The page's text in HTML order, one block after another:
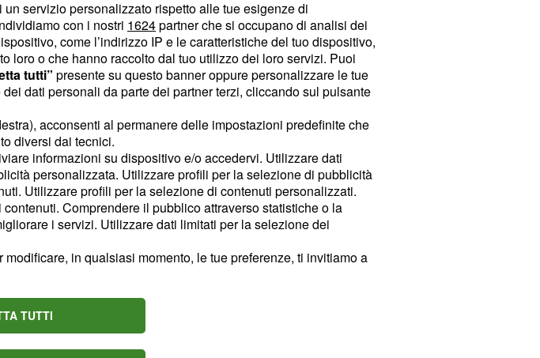
servizio personalizzato rispetto alle tue esigenze di
con i nostri 1624partner che si occupano di analisi dei
come l’indirizzo IP e le caratteristiche del tuo dispositivo,
loro o che hanno raccolto dal tuo utilizzo dei loro servizi. Puoi
tutti” presente su questo banner oppure personalizzare le tue
dati personali da parte dei partner terzi, cliccando sul pulsante
acconsenti al permanere delle impostazioni predefinite che
diversi dai tecnici.
informazioni su dispositivo e/o accedervi. Utilizzare dati
personalizzata. Utilizzare profili per la selezione di pubblicità
Utilizzare profili per la selezione di contenuti personalizzati.
Comprendere il pubblico attraverso statistiche o la
i servizi. Utilizzare dati limitati per la selezione dei
in qualsiasi momento, le tue preferenze, ti invitiamo a
TUTTI